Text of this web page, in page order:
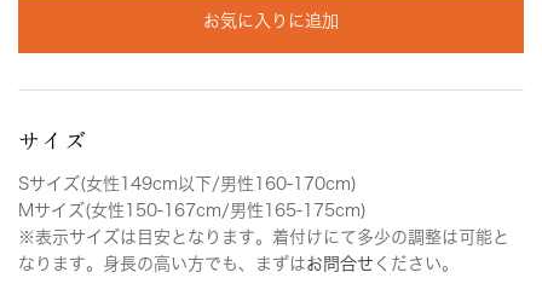
お気に入りに追加
サイズ
Sサイズ(女性149cm以下/男性160-170cm)
Mサイズ(女性150-167cm/男性165-175cm)
※表示サイズは目安となります。着付けにて多少の調整は可能と
なります。身長の高い方でも、まずはお問合せ ください。